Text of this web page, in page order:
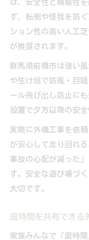
は、安全性と機能性
ず、転倒や怪我を防
ション性の高い人工
が推奨されます。
群馬県前橋市は強い
や生け垣で防風・目
ール飛び出し防止に
設置で夕方以降の安
実際に外構工事を依
が安心して走り回れ
事故の心配が減った
す。安全な遊び場づ
大切です。
庭時間を共有できる
家族みんなで「庭時